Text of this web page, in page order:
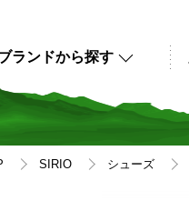
ランドから探す
SIRIO シューズ